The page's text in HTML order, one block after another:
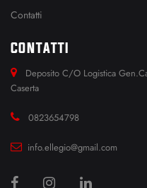
Contatti
CONTATTI
Deposito C/O Logistica
Caserta
0823654798
info.ellegio@gmail.com